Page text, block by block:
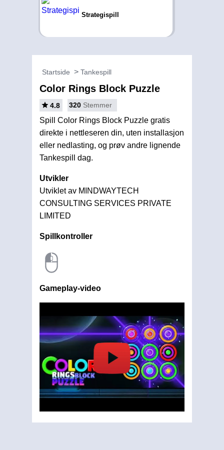
Strategispill
Startside Tankespill
Color Rings Block Puzzle
4.8 320 Stemmer
Spill Color Rings Block Puzzle gratis
direkte i nettleseren din, uten installasjon
eller nedlasting, og prøv andre lignende
Tankespill dag.
Utvikler
Utviklet av MINDWAYTECH
CONSULTING SERVICES PRIVATE
LIMITED
Spillkontroller
Gameplay-video